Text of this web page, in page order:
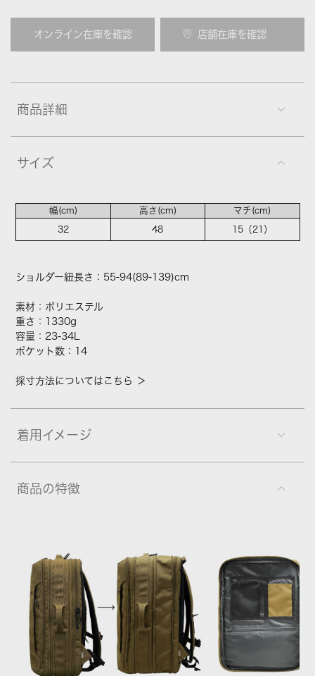
オンライン在庫を確認 店舗在庫を確認
商品詳細
サイズ
幅(cm)
32
高さ(cm)
48
マチ(cm)
15（21）
ショルダー紐長さ：55-94(89-139)cm
素材：ポリエステル
重さ：1330g
容量：23-34L
ポケット数：14
採寸方法についてはこちら ＞
着用イメージ
商品の特徴